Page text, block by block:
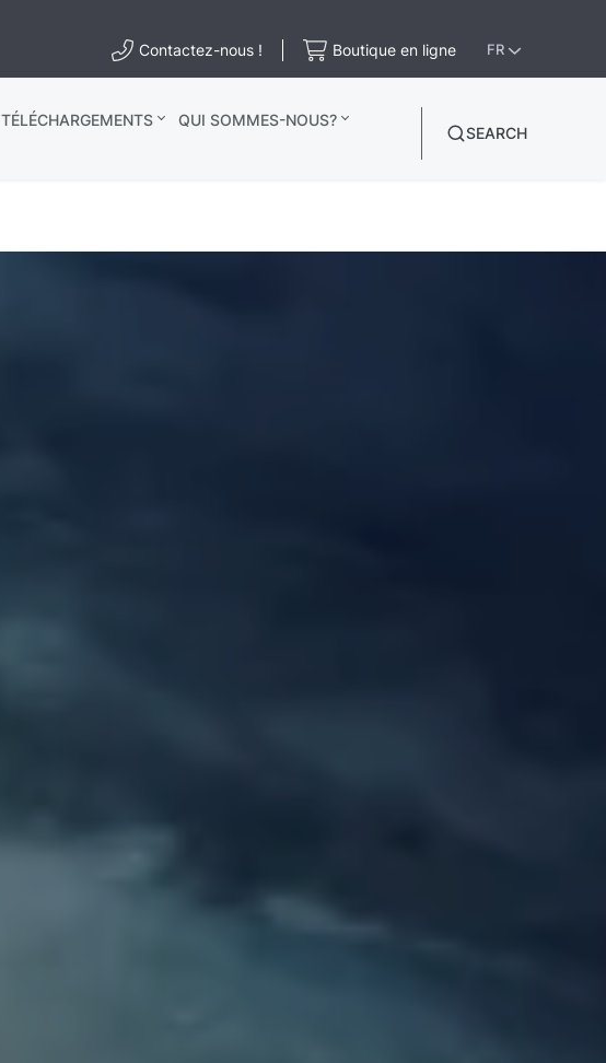
Contactez-nous ! Boutique en ligne FR
TÉLÉCHARGEMENTS
QUI SOMMES-NOUS?
SEARCH